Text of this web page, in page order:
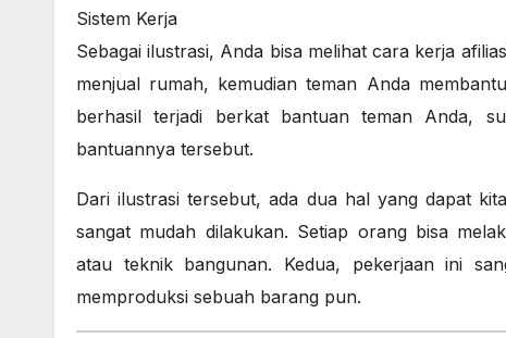
Sistem Kerja
Sebagai ilustrasi, Anda bisa melihat cara kerja
menjual rumah, kemudian teman Anda
berhasil terjadi berkat bantuan teman Anda,
bantuannya tersebut.
Dari ilustrasi tersebut, ada dua hal yang dapat
sangat mudah dilakukan. Setiap orang bisa
atau teknik bangunan. Kedua, pekerjaan ini
memproduksi sebuah barang pun.